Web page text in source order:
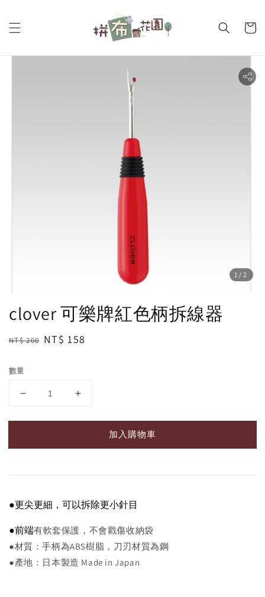
1 /2
clover 可樂牌紅色柄拆線器
Regular
NT$ 200 Sale
NT$ 158
數量
加入購物車
●更尖更細，可以拆除更小針目
●前端有軟套保護，不會戳傷收納袋
●材質：手柄為ABS樹脂，刀刃材質為鋼
●產地：日本製造 Made in Japan